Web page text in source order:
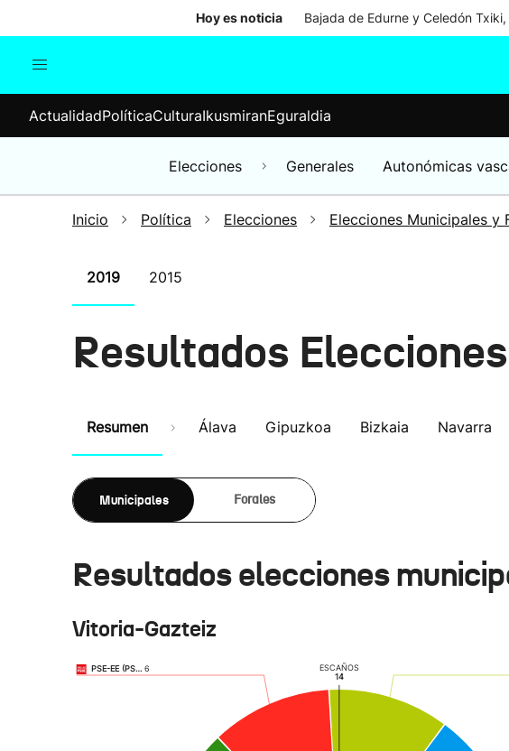
Hoy es noticia Bajada de Edurne y Celedón
Elecciones
ActualidadPolíticaCulturaIkusmiranEguraldia
Elecciones Generales Autonómicas
Inicio Política Elecciones Elecciones Municipales y
2019 2015
Resultados
Resumen Álava Gipuzkoa Bizkaia Navarra
Municipales Forales
Resultados elecciones
Vitoria-Gazteiz
PSE-EE (PS… 6
14
ESCAÑOS